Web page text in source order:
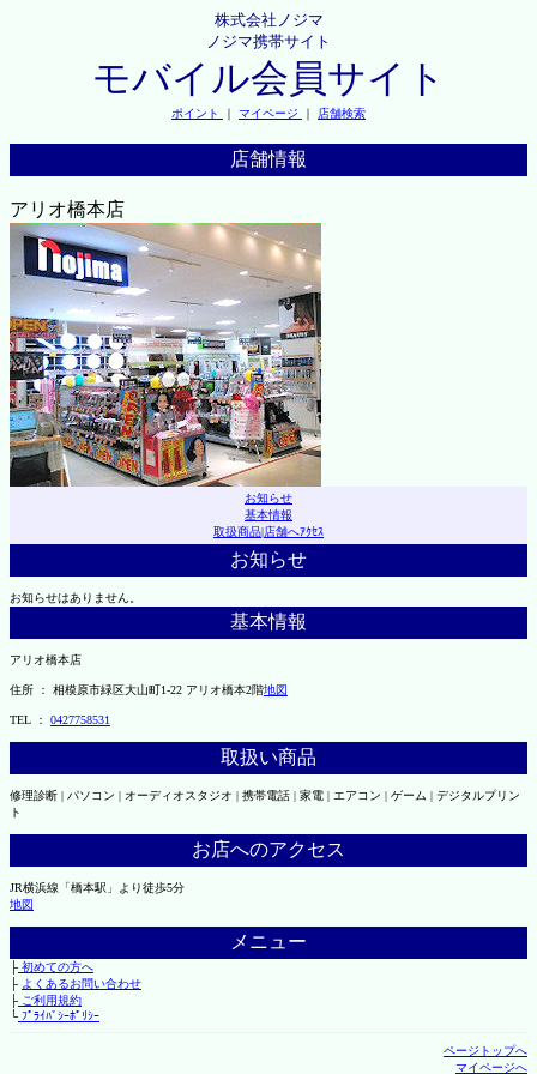
株式会社ノジマ
ノジマ携帯サイト
モバイル会員サイト
ポイント ｜ マイページ ｜ 店舗検索
店舗情報
アリオ橋本店
お知らせ
基本情報
取扱商品|店舗へｱｸｾｽ
お知らせ
お知らせはありません。
基本情報
アリオ橋本店
住所 ： 相模原市緑区大山町1-22 アリオ橋本2階地図
TEL ： 0427758531
取扱い商品
修理診断 | パソコン | オーディオスタジオ | 携帯電話 | 家電 | エアコン | ゲーム | デジタルプリン
ト
お店へのアクセス
JR横浜線「橋本駅」より徒歩5分
地図
メニュー
├初めての方へ
├ よくあるお問い合わせ
├ご利用規約
└ﾌﾟﾗｲﾊﾞｼｰﾎﾟﾘｼｰ
ページトップへ
マイページへ